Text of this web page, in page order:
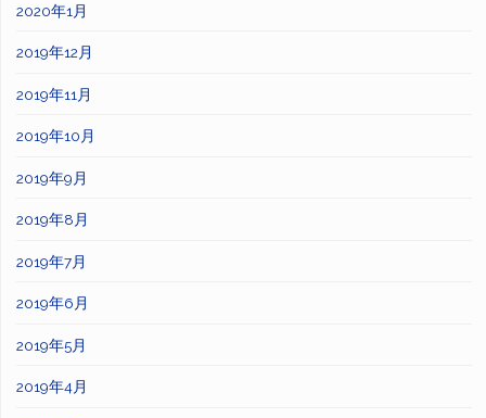
2020年1月
2019年12月
2019年11月
2019年10月
2019年9月
2019年8月
2019年7月
2019年6月
2019年5月
2019年4月